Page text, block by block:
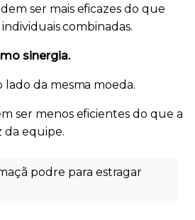
ser mais eficazes do que
combinadas.
sinergia.
lado da mesma moeda.
ser menos eficientes do que a
da equipe.
podre para estragar